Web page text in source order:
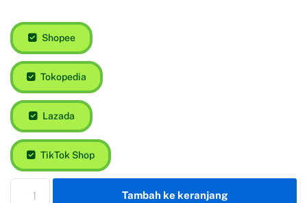
Shopee
Tokopedia
Lazada
TikTok Shop
Tambah ke keranjang